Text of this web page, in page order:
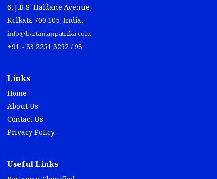
6, J.B.S. Haldane Avenue,
Kolkata 700 105, India.
info@bartamanpatrika.com
+91 - 33 2251 3292 / 93
Links
Home
About Us
Contact Us
Privacy Policy
Useful Links